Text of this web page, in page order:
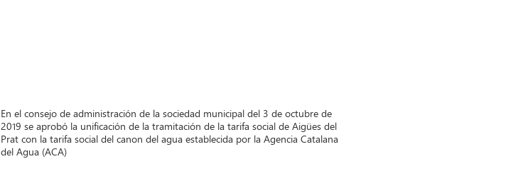
En el consejo de administración de la sociedad municipal del 3 de octubre de
2019 se aprobó la unificación de la tramitación de la tarifa social de Aigües del
Prat con la tarifa social del canon del agua establecida por la Agencia Catalana
del Agua (ACA)